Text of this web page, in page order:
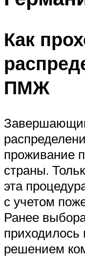
Как
ПМЖ
проживание
страны.
эта
с учетом
Ранее
решением